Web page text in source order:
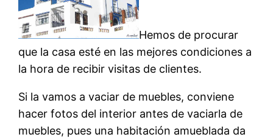
Hemos de procurar
que la casa esté en las mejores condiciones a
la hora de recibir visitas de clientes.
Si la vamos a vaciar de muebles, conviene
hacer fotos del interior antes de vaciarla de
muebles, pues una habitación amueblada da